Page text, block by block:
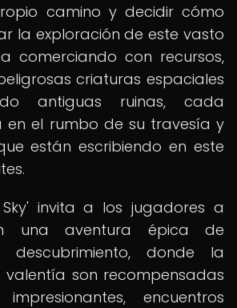
camino y decidir cómo
la exploración de este vasto
comerciando con recursos,
criaturas espaciales
antiguas ruinas, cada
en el rumbo de su travesía y
están escribiendo en este
Sky' invita a los jugadores a
una aventura épica de
descubrimiento, donde la
son recompensadas
encuentros